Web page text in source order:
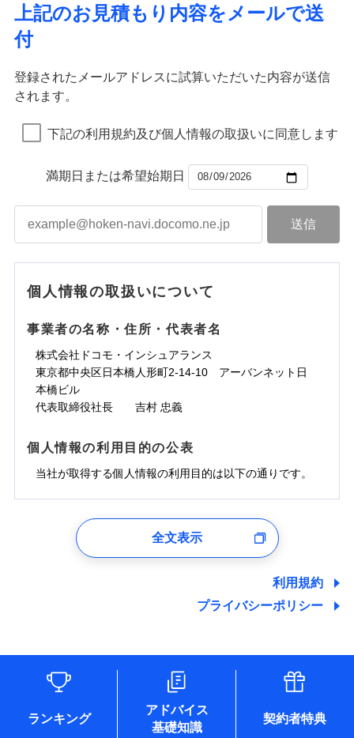
上記のお見積もり内容をメールで送
付
登録されたメールアドレスに試算いただいた内容が送信
されます。
下記の利用規約及び個人情報の取扱いに同意します
満期日または希望始期日
個人情報の取扱いについて
事業者の名称・住所・代表者名
株式会社ドコモ・インシュアランス
東京都中央区日本橋人形町2-14-10 アーバンネット日
本橋ビル
代表取締役社長 吉村 忠義
個人情報の利用目的の公表
当社が取得する個人情報の利用目的は以下の通りです。
ユーザー登録受付および、管理のため
しくは委託を受けている保険会社・提携会社の保険その他に
た維持管理等の委託業務遂行のため、またそれらに付帯、関
情報を取引のある他の保険会社の商品・サービスをご提案す
るために利用させていただくことがあります。）
各種セミナーの開催のため
アンケートやキャンペーン等の実施のため
上記に係る案内・手続き・管理等付帯業務を行うため
全文表示
利用規約
プライバシーポリシー
ランキング
アドバイス
基礎知識
契約者特典